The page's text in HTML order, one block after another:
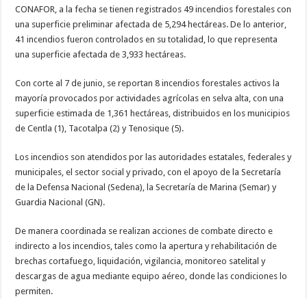
CONAFOR, a la fecha se tienen registrados 49 incendios forestales con
una superficie preliminar afectada de 5,294 hectáreas. De lo anterior,
41 incendios fueron controlados en su totalidad, lo que representa
una superficie afectada de 3,933 hectáreas.
Con corte al 7 de junio, se reportan 8 incendios forestales activos la
mayoría provocados por actividades agrícolas en selva alta, con una
superficie estimada de 1,361 hectáreas, distribuidos en los municipios
de Centla (1), Tacotalpa (2) y Tenosique (5).
Los incendios son atendidos por las autoridades estatales, federales y
municipales, el sector social y privado, con el apoyo de la Secretaría
de la Defensa Nacional (Sedena), la Secretaría de Marina (Semar) y
Guardia Nacional (GN).
De manera coordinada se realizan acciones de combate directo e
indirecto a los incendios, tales como la apertura y rehabilitación de
brechas cortafuego, liquidación, vigilancia, monitoreo satelital y
descargas de agua mediante equipo aéreo, donde las condiciones lo
permiten.